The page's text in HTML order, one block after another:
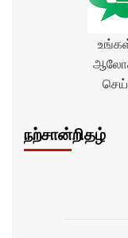
நற்சான்றிதழ்